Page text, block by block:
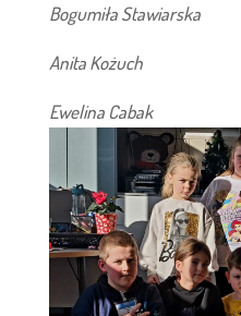
Bogumiła Stawiarska
Anita Kożuch
Ewelina Cabak